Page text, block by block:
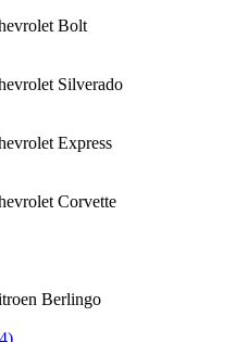
Bolt
Silverado
Express
Corvette
Berlingo